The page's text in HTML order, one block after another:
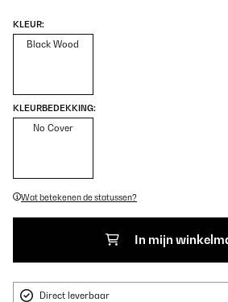
KLEUR:
Black Wood
KLEURBEDEKKING:
No Cover
Wat betekenen de statussen?
In mijn
Direct leverbaar